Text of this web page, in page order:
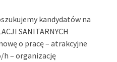
kandydatów na
SANITARNYCH
o pracę – atrakcyjne
h – organizację